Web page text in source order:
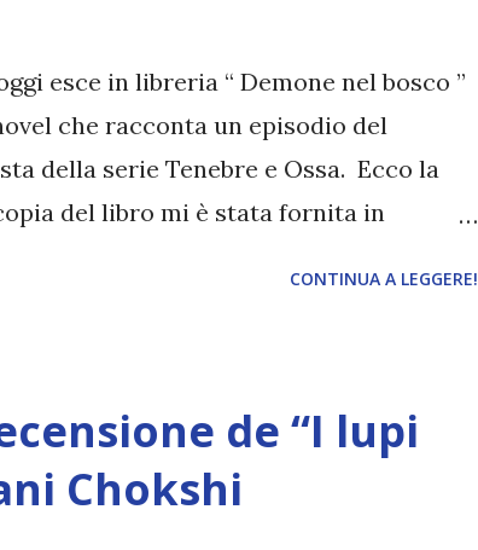
difficile da trovare, figuriamoci il
esce in libreria “ Demone nel bosco ”
che racconta un episodio del
della serie Tenebre e Ossa. Ecco la
del libro mi è stata fornita in
che, forse, per loro non esista
entrambi non solo sono Grisha, ma
CONTINUA A LEGGERE!
de “I lupi
Chokshi